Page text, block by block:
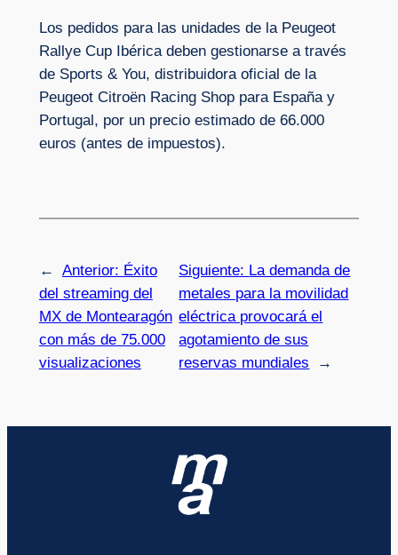
Los pedidos para las unidades de la Peugeot
Rallye Cup Ibérica deben gestionarse a través
de Sports & You, distribuidora oficial de la
Peugeot Citroën Racing Shop para España y
Portugal, por un precio estimado de 66.000
euros (antes de impuestos).
← Anterior: Éxito
del streaming del
MX de Montearagón
con más de 75.000
visualizaciones
Siguiente: La demanda de
metales para la movilidad
eléctrica provocará el
agotamiento de sus
reservas mundiales
→